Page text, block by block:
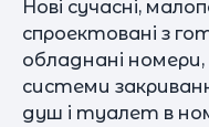
Нові сучасні,
спроектовані з
обладнані номери,
системи
душ і туалет в